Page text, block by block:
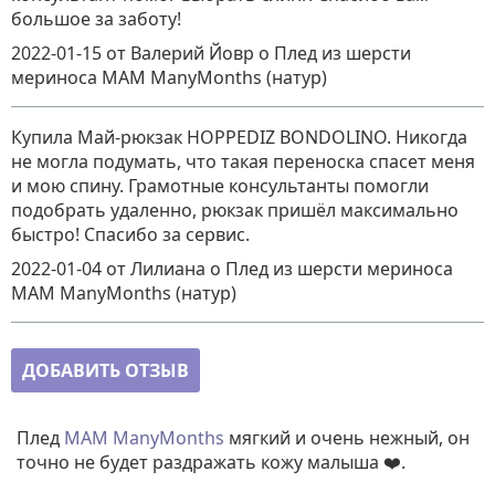
большое за заботу!
2022-01-15 от Валерий Йовр о Плед из шерсти
мериноса MAM ManyMonths (натур)
Купила Май-рюкзак HOPPEDIZ BONDOLINO. Никогда
не могла подумать, что такая переноска спасет меня
и мою спину. Грамотные консультанты помогли
подобрать удаленно, рюкзак пришёл максимально
быстро! Спасибо за сервис.
2022-01-04 от Лилиана о Плед из шерсти мериноса
MAM ManyMonths (натур)
ДОБАВИТЬ ОТЗЫВ
Плед MAM ManyMonths мягкий и очень нежный, он
точно не будет раздражать кожу малыша ❤️.